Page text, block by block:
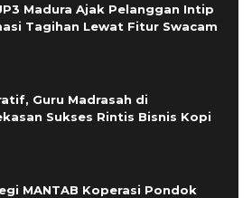
Madura Ajak Pelanggan Intip
Tagihan Lewat Fitur Swacam
Guru Madrasah di
Sukses Rintis Bisnis Kopi
MANTAB Koperasi Pondok